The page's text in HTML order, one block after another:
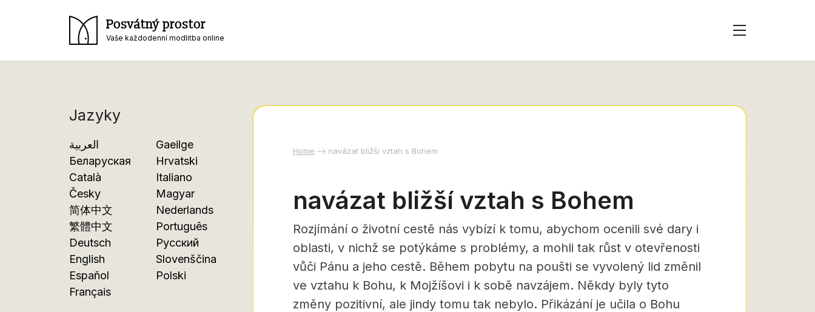
Posvátný prostor
Vaše každodenní modlitba online
Jazyky
العربية
Беларуская
Català
Česky
简体中文
繁體中文
Deutsch
English
Español
Français
Gaeilge
Hrvatski
Italiano
Magyar
Nederlands
Português
Русский
Slovenščina
Polski
Home navázat bližší vztah s Bohem
navázat bližší vztah s Bohem
Rozjímání o životní cestě nás vybízí k tomu, abychom ocenili své dary i
oblasti, v nichž se potýkáme s problémy, a mohli tak růst v otevřenosti
vůči Pánu a jeho cestě. Během pobytu na poušti se vyvolený lid změnil
ve vztahu k Bohu, k Mojžíšovi i k sobě navzájem. Někdy byly tyto
změny pozitivní, ale jindy tomu tak nebylo. Přikázání je učila o Bohu